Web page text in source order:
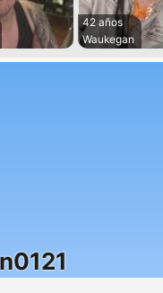
42 años
Waukegan